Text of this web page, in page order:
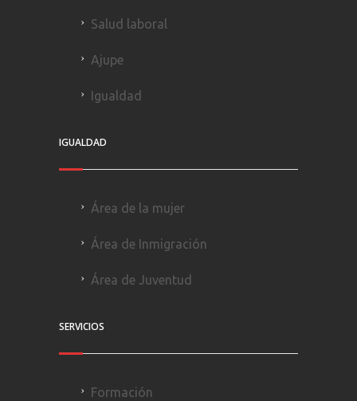
Salud laboral
Ajupe
Igualdad
IGUALDAD
Área de la mujer
Área de Inmigración
Área de Juventud
SERVICIOS
Formación